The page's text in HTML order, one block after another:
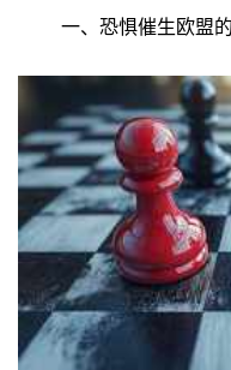
一、恐惧催生欧盟